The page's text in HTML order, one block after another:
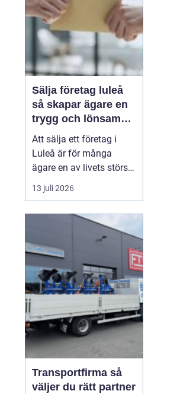
Sälja företag luleå
så skapar ägare en
trygg och lönsam
affär
Att sälja ett företag i
Luleå är för många
ägare en av livets största
affärer. Beslutet rymmer
både känslor och hårda
kundrelationer och
personalansvar ska
omvandlas till en trygg
köpeskilling och en
hållbar framtid för...
13 juli 2026
Transportfirma så
väljer du rätt partner